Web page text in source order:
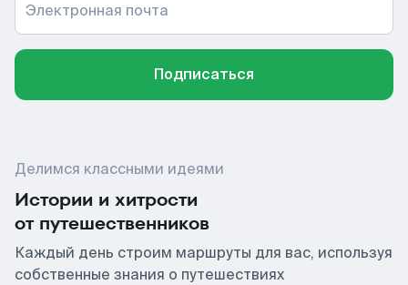
Электронная почта
Подписаться
Делимся классными идеями
Истории и хитрости
от путешественников
Каждый день строим маршруты для вас, используя
собственные знания о путешествиях